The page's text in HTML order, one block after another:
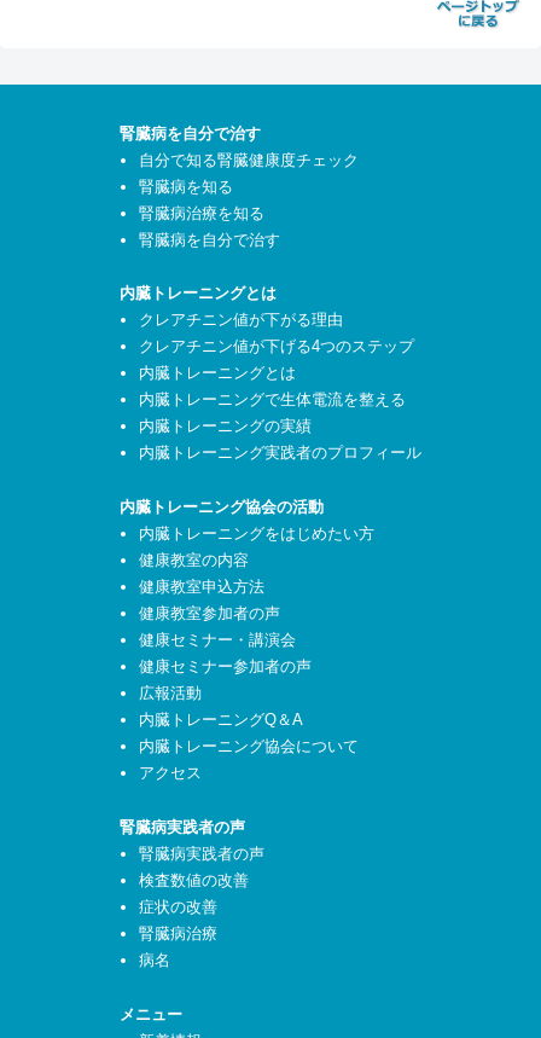
腎臓病を自分で治す
自分で知る腎臓健康度チェック
腎臓病を知る
腎臓病治療を知る
腎臓病を自分で治す
内臓トレーニングとは
クレアチニン値が下がる理由
クレアチニン値が下げる4つのステップ
内臓トレーニングとは
内臓トレーニングで生体電流を整える
内臓トレーニングの実績
内臓トレーニング実践者のプロフィール
内臓トレーニング協会の活動
内臓トレーニングをはじめたい方
健康教室の内容
健康教室申込方法
健康教室参加者の声
健康セミナー・講演会
健康セミナー参加者の声
広報活動
内臓トレーニングQ＆A
内臓トレーニング協会について
アクセス
腎臓病実践者の声
腎臓病実践者の声
検査数値の改善
症状の改善
腎臓病治療
病名
メニュー